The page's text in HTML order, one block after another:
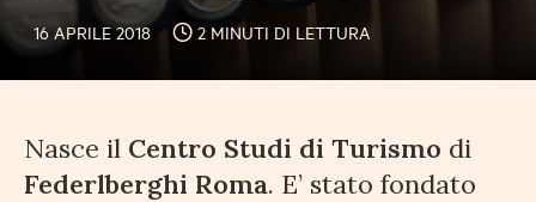
16 APRILE 2018 2 MINUTI DI LETTURA
Nasce il Centro Studi di Turismo di
Federlberghi Roma. E’ stato fondato